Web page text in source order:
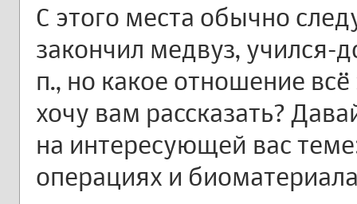
С этого места обычно
закончил медвуз, учился-
п., но какое отношение
хочу вам рассказать?
на интересующей вас
операциях и